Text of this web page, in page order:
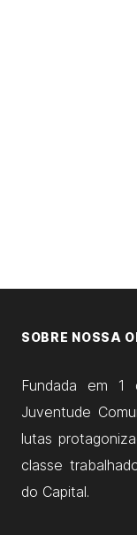
SOBRE NOSSA
Fundada em
Juventude
lutas
classe
do Capital.